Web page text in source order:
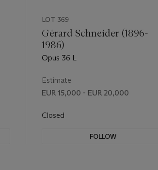
LOT 369
Gérard Schneider (1896-
1986)
Opus 36 L
Estimate
EUR 15,000 - EUR 20,000
Closed
FOLLOW